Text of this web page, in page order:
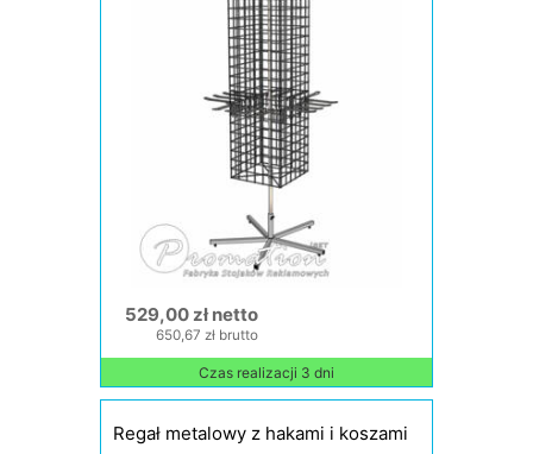
529,00 zł netto
650,67 zł brutto
Czas realizacji 3 dni
Regał metalowy z hakami i koszami